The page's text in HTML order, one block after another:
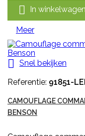
 In winkelwagen
Meer
 Snel bekijken
Referentie: 91851-
CAMOUFLAGE
BENSON